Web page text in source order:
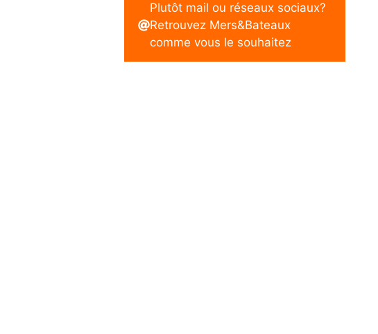
Plutôt mail ou réseaux sociaux?
Retrouvez Mers&Bateaux
comme vous le souhaitez